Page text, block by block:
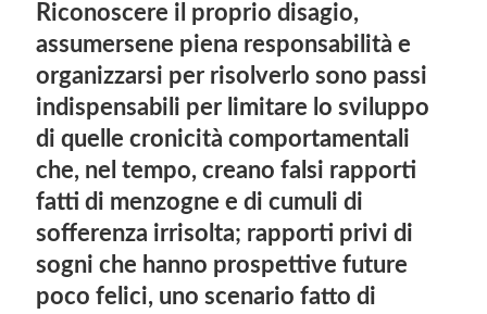
Riconoscere il proprio disagio,
assumersene piena responsabilità e
organizzarsi per risolverlo sono passi
indispensabili per limitare lo sviluppo
di quelle cronicità comportamentali
che, nel tempo, creano falsi rapporti
fatti di menzogne e di cumuli di
sofferenza irrisolta; rapporti privi di
sogni che hanno prospettive future
poco felici, uno scenario fatto di